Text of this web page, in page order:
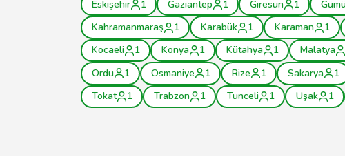
Eskişehir
1 Gaziantep 1 Giresun 1
Kahramanmaraş
1 Karabük 1 Karaman 1
Kocaeli
1 Konya 1 Kütahya 1 Malatya
Ordu
1 Osmaniye 1 Rize 1 Sakarya 1
Tokat
1 Trabzon 1 Tunceli 1 Uşak 1